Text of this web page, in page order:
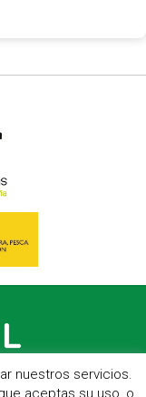
nuestros servicios.